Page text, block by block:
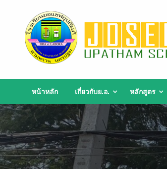
content
หน้าหลัก เกี่ยวกับย.อ. หลักสูตร